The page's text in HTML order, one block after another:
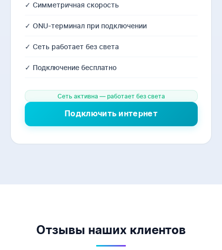
✓ Симметричная скорость
✓ ONU-терминал при подключении
✓ Сеть работает без света
✓ Подключение бесплатно
Сеть активна — работает без света
Подключить интернет
Отзывы наших клиентов